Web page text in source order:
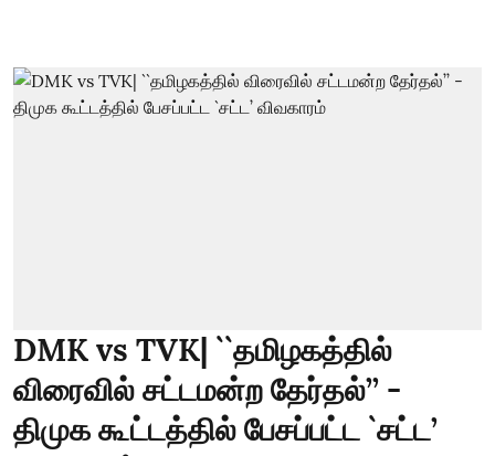
DMK vs TVK| ``தமிழகத்தில்
விரைவில் சட்டமன்ற தேர்தல்’’ -
திமுக கூட்டத்தில் பேசப்பட்ட `சட்ட’